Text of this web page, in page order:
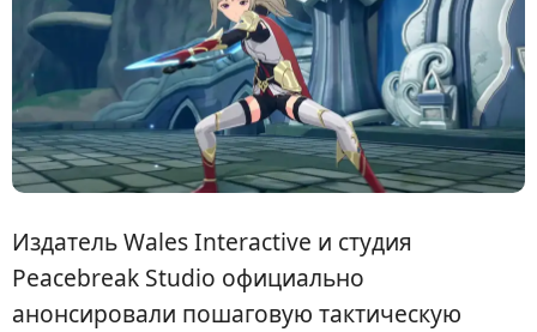
Издатель Wales Interactive и студия
Peacebreak Studio официально
анонсировали пошаговую тактическую